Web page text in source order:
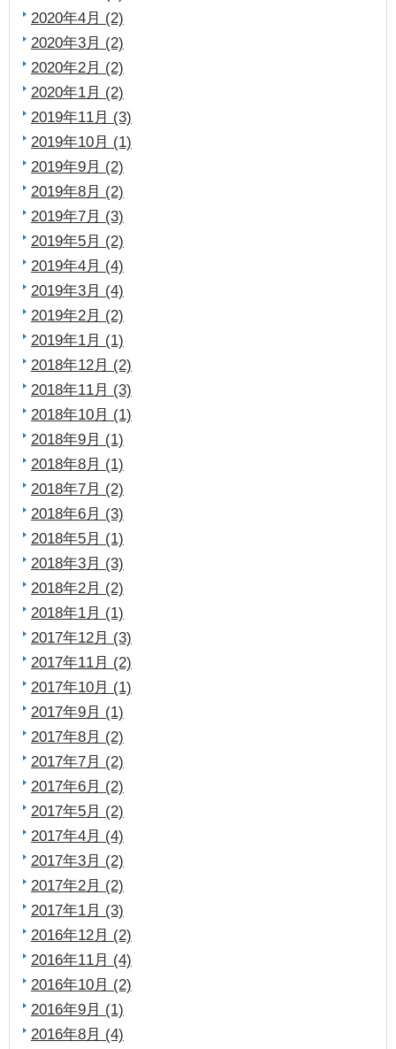
2020年4月 (2)
2020年3月 (2)
2020年2月 (2)
2020年1月 (2)
2019年11月 (3)
2019年10月 (1)
2019年9月 (2)
2019年8月 (2)
2019年7月 (3)
2019年5月 (2)
2019年4月 (4)
2019年3月 (4)
2019年2月 (2)
2019年1月 (1)
2018年12月 (2)
2018年11月 (3)
2018年10月 (1)
2018年9月 (1)
2018年8月 (1)
2018年7月 (2)
2018年6月 (3)
2018年5月 (1)
2018年3月 (3)
2018年2月 (2)
2018年1月 (1)
2017年12月 (3)
2017年11月 (2)
2017年10月 (1)
2017年9月 (1)
2017年8月 (2)
2017年7月 (2)
2017年6月 (2)
2017年5月 (2)
2017年4月 (4)
2017年3月 (2)
2017年2月 (2)
2017年1月 (3)
2016年12月 (2)
2016年11月 (4)
2016年10月 (2)
2016年9月 (1)
2016年8月 (4)